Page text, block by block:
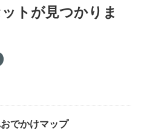
トが見つかりま
でかけマップ